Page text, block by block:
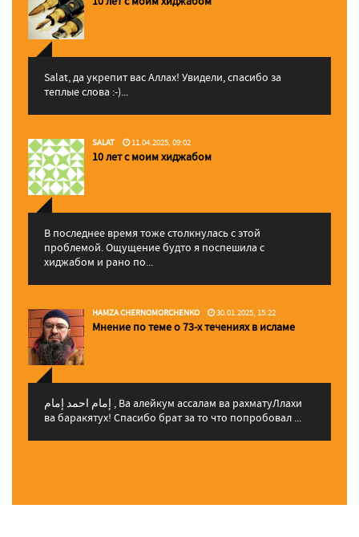
Salat, да укрепит вас Аллаx! Увидели, спасибо за
теплые слова :-)...
SALAT 11.04.2025, 09:02
10 лет с моим хиджабом
В последнее время тоже столкнулась с этой
проблемой. Ощущение будто я поспешила с
хиджабом и рано по...
HAMZA CHERNOMORCHENKO 30.01.2025, 15:22
Мнение по теме о 73-х течениях в исламе
إمام احمد إمام , Ва алейкум ассалам ва рахматуЛлахи
ва баракятух! Спасибо брат за то что попробовал ...